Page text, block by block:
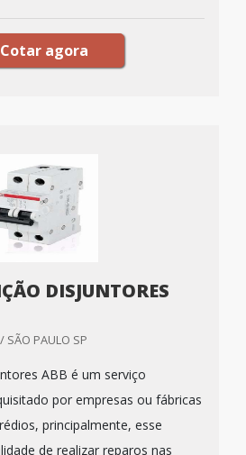
Cotar agora
DISJUNTORES
SÃO PAULO SP
ABB é um serviço
por empresas ou fábricas
principalmente, esse
de realizar reparos nas